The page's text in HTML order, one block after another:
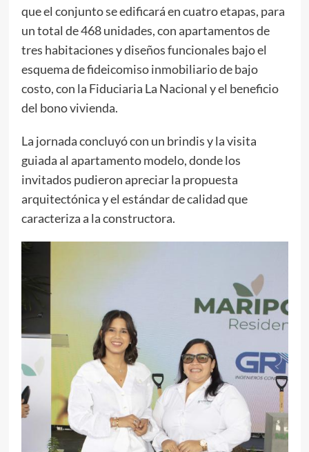
que el conjunto se edificará en cuatro etapas, para
un total de 468 unidades, con apartamentos de
tres habitaciones y diseños funcionales bajo el
esquema de fideicomiso inmobiliario de bajo
costo, con la Fiduciaria La Nacional y el beneficio
del bono vivienda.
La jornada concluyó con un brindis y la visita
guiada al apartamento modelo, donde los
invitados pudieron apreciar la propuesta
arquitectónica y el estándar de calidad que
caracteriza a la constructora.